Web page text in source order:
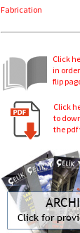
Fabrication
Click
in
flip
Click
to
the pdf